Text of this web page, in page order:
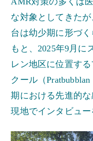
な対象としてきた
台は幼少期に形づ
もと、2025年9月に
レン地区に位置す
クール（
期における先進的
現地でインタビュー